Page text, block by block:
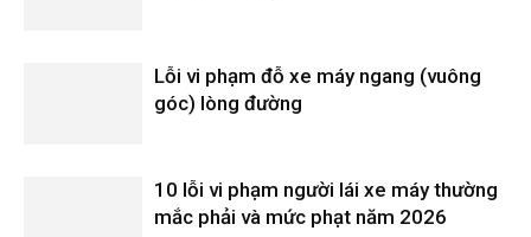
Lỗi vi phạm đỗ xe máy ngang (vuông
góc) lòng đường
10 lỗi vi phạm người lái xe máy thường
mắc phải và mức phạt năm 2026